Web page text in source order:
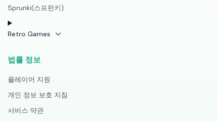
Sprunki(스프런키)
Retro Games
법률 정보
플레이어 지원
개인 정보 보호 지침
서비스 약관